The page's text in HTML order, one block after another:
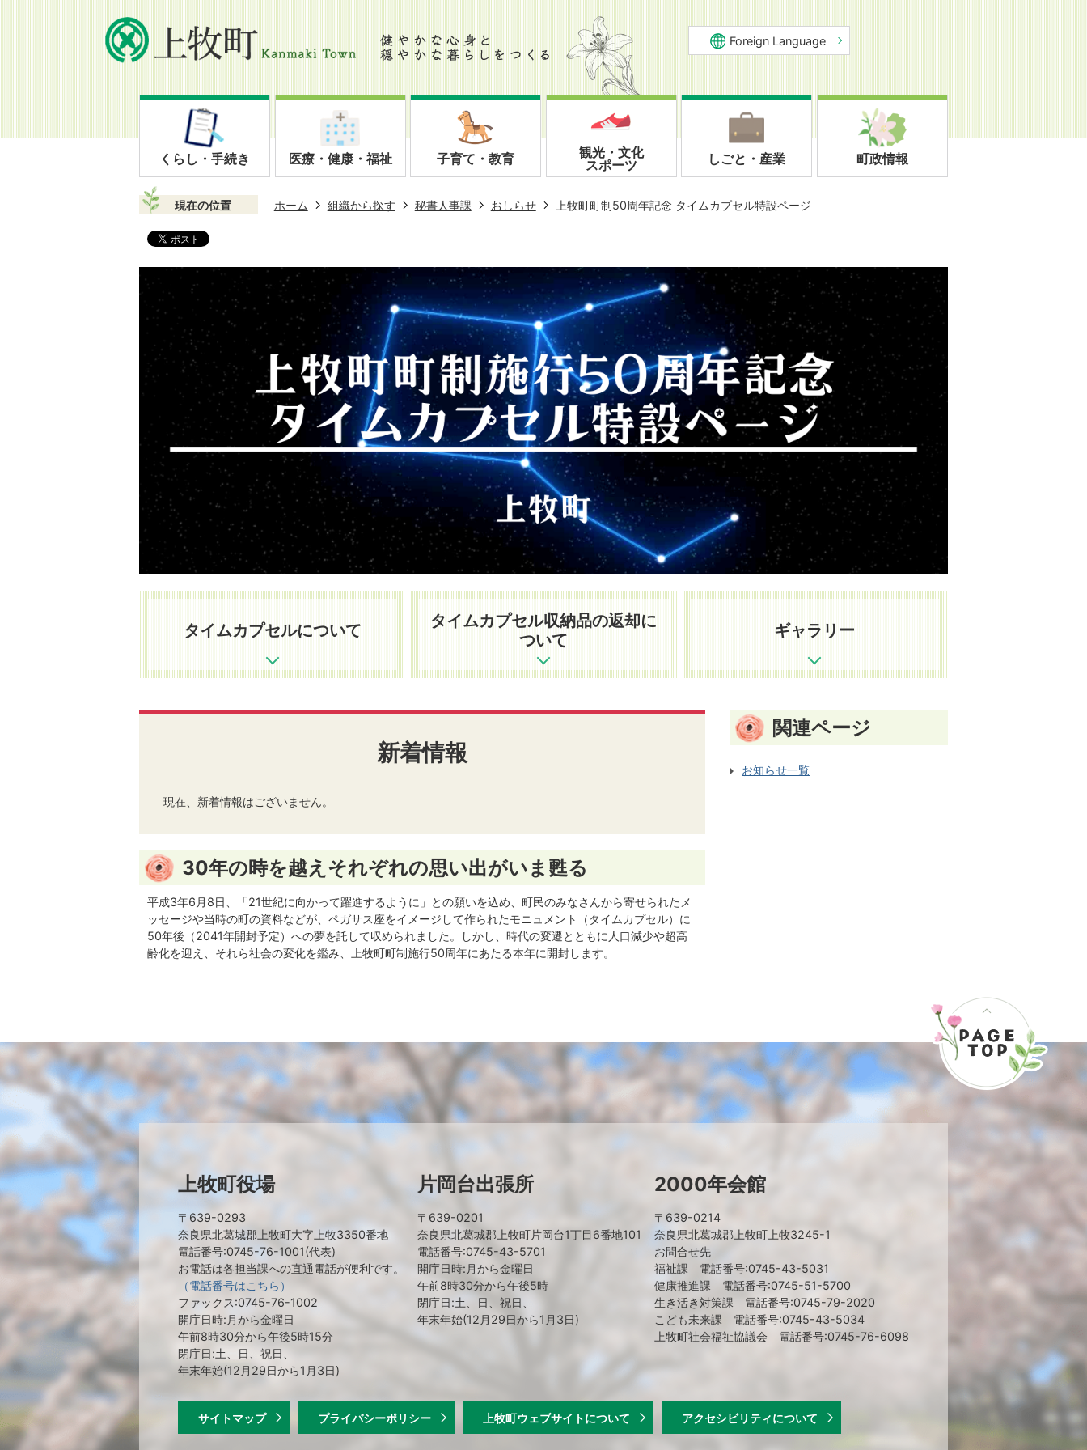
Foreign Language
くらし・手続き 医療・健康・福祉 子育て・教育
観光・文化
スポーツ
しごと・産業 町政情報
現在の位置 ホーム 組織から探す 秘書人事課 おしらせ 上牧町町制50周年記念 タイムカプセル特設ページ
牧
町
町
制
50
周
年
記
念
タ
イ
カ
プ
特
設
ペ
ー
ジ
タイムカプセルについて
タイムカプセル収納品の返却に
ついて
ギャラリー
新着情報
現在、新着情報はございません。
30年の時を越えそれぞれの思い出がいま甦る
平成3年6月8日、「21世紀に向かって躍進するように」との願いを込め、町民のみなさんから寄せられたメ
ッセージや当時の町の資料などが、ペガサス座をイメージして作られたモニュメント（タイムカプセル）に
50年後（2041年開封予定）への夢を託して収められました。しかし、時代の変遷とともに人口減少や超高
齢化を迎え、それら社会の変化を鑑み、上牧町町制施行50周年にあたる本年に開封します。
関連ページ
お知らせ一覧
上牧町役場
〒639-0293
奈良県北葛城郡上牧町大字上牧3350番地
電話番号:0745-76-1001(代表)
お電話は各担当課への直通電話が便利です。
（電話番号はこちら）
ファックス:0745-76-1002
開庁日時:月から金曜日
午前8時30分から午後5時15分
閉庁日:土、日、祝日、
年末年始(12月29日から1月3日)
片岡台出張所
〒639-0201
奈良県北葛城郡上牧町片岡台1丁目6番地101
電話番号:0745-43-5701
開庁日時:月から金曜日
午前8時30分から午後5時
閉庁日:土、日、祝日、
年末年始(12月29日から1月3日)
2000年会館
〒639-0214
奈良県北葛城郡上牧町上牧3245-1
お問合せ先
福祉課 電話番号:0745-43-5031
健康推進課 電話番号:0745-51-5700
生き活き対策課 電話番号:0745-79-2020
こども未来課 電話番号:0745-43-5034
上牧町社会福祉協議会 電話番号:0745-76-6098
サイトマップ プライバシーポリシー 上牧町ウェブサイトについて アクセシビリティについて